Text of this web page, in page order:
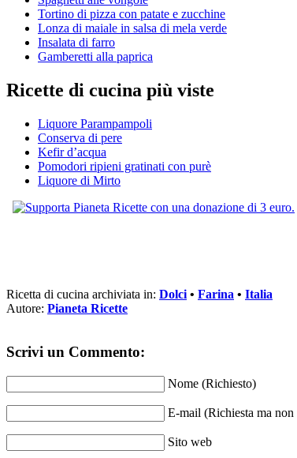
Tortino di pizza con patate e zucchine
Lonza di maiale in salsa di mela verde
Insalata di farro
Gamberetti alla paprica
Ricette di cucina più viste
Liquore Parampampoli
Conserva di pere
Kefir d’acqua
Pomodori ripieni gratinati con purè
Liquore di Mirto
Ricetta di cucina archiviata in: Dolci • Farina • Italia
Autore: Pianeta Ricette
Scrivi un Commento:
Nome (Richiesto)
E-mail (Richiesta ma
Sito web